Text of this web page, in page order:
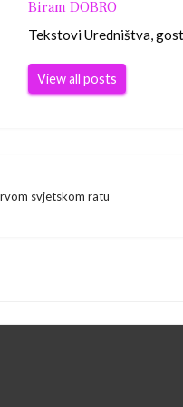
Biram DOBRO
Tekstovi Uredništva,
View all posts
svjetskom ratu